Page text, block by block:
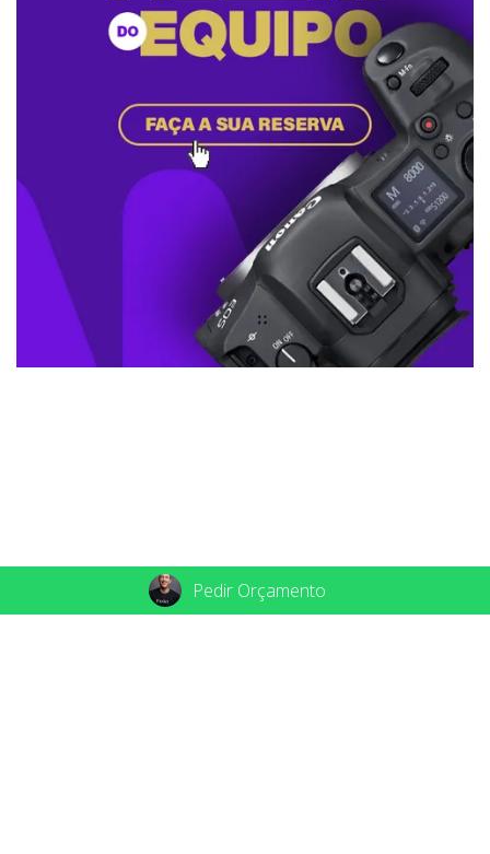
Pedir Orçamento